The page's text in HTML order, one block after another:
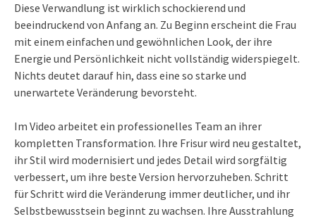
Diese Verwandlung ist wirklich schockierend und
beeindruckend von Anfang an. Zu Beginn erscheint die Frau
mit einem einfachen und gewöhnlichen Look, der ihre
Energie und Persönlichkeit nicht vollständig widerspiegelt.
Nichts deutet darauf hin, dass eine so starke und
unerwartete Veränderung bevorsteht.
Im Video arbeitet ein professionelles Team an ihrer
kompletten Transformation. Ihre Frisur wird neu gestaltet,
ihr Stil wird modernisiert und jedes Detail wird sorgfältig
verbessert, um ihre beste Version hervorzuheben. Schritt
für Schritt wird die Veränderung immer deutlicher, und ihr
Selbstbewusstsein beginnt zu wachsen. Ihre Ausstrahlung